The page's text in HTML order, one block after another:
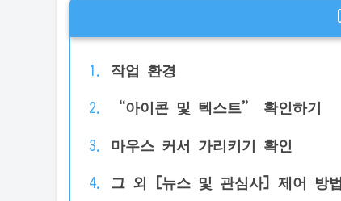
작업 환경
“아이콘 및 텍스트” 확인하기
마우스 커서 가리키기 확인
그 외 [뉴스 및 관심사] 제어 방법